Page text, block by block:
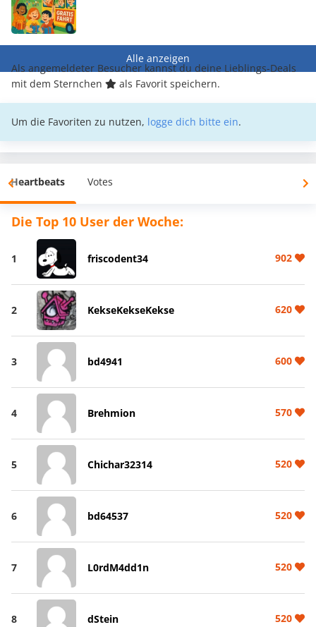
Alle anzeigen
Als angemeldeter Besucher kannst du deine Lieblings-Deals
mit dem Sternchen
als Favorit speichern.
Um die Favoriten zu nutzen, logge dich bitte ein.
Heartbeats Votes
Die Top 10 User der Woche:
1 friscodent34 902
2 KekseKekseKekse 620
3 bd4941 600
4 Brehmion 570
5 Chichar32314 520
6 bd64537 520
7 L0rdM4dd1n 520
8 dStein 520